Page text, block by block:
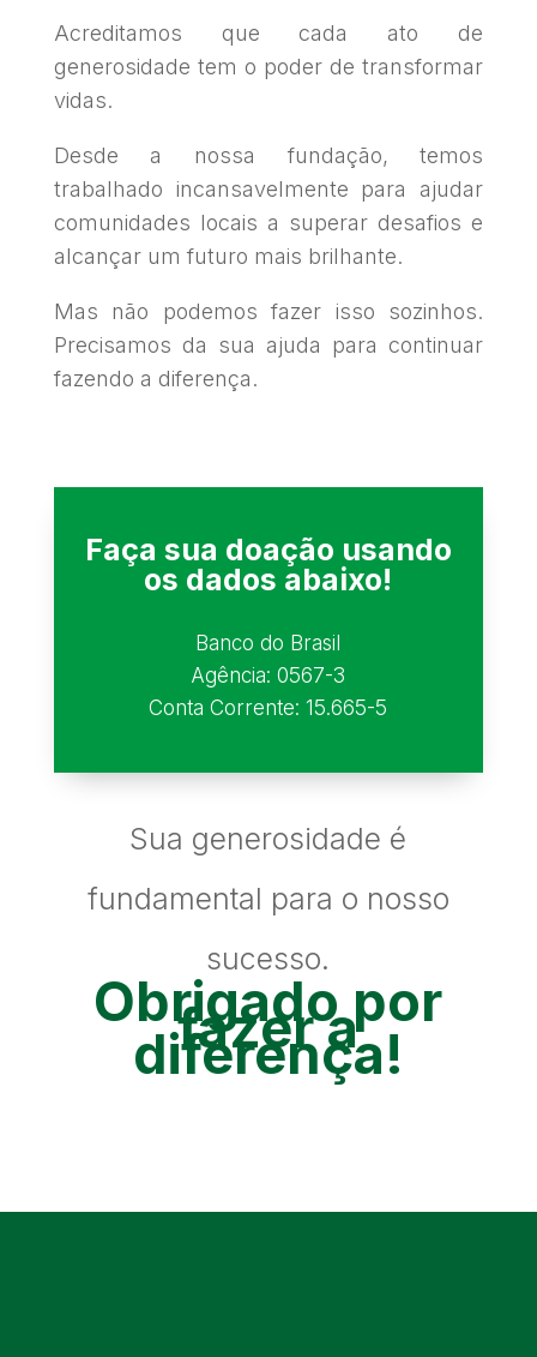
Acreditamos que cada ato de
generosidade tem o poder de transformar
vidas.
Desde a nossa fundação, temos
trabalhado incansavelmente para ajudar
comunidades locais a superar desafios e
alcançar um futuro mais brilhante.
Mas não podemos fazer isso sozinhos.
Precisamos da sua ajuda para continuar
fazendo a diferença.
Faça sua doação usando
os dados abaixo!
Banco do Brasil
Agência: 0567-3
Conta Corrente: 15.665-5
Sua generosidade é
fundamental para o nosso
sucesso.
Obrigado por
fazer a
diferença!